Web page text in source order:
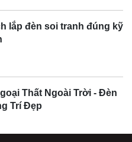
lắp đèn soi tranh đúng kỹ
Thất Ngoài Trời - Đèn
Trí Đẹp